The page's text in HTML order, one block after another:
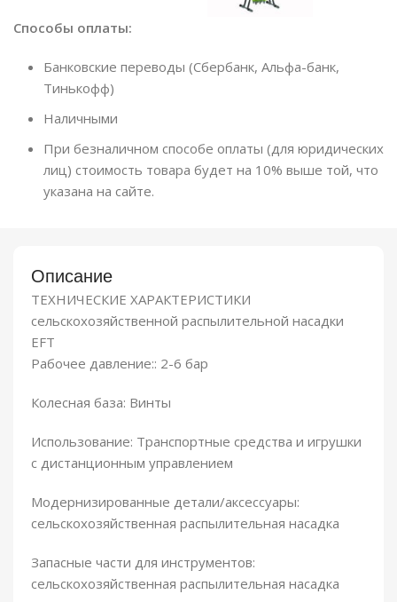
Способы оплаты:
Банковские переводы (Сбербанк, Альфа-банк,
Тинькофф)
Наличными
При безналичном способе оплаты (для юридических
лиц) стоимость товара будет на 10% выше той, что
указана на сайте.
Описание
ТЕХНИЧЕСКИЕ ХАРАКТЕРИСТИКИ
сельскохозяйственной распылительной насадки
EFT
Рабочее давление:: 2-6 бар
Колесная база: Винты
Использование: Транспортные средства и игрушки
с дистанционным управлением
Модернизированные детали/аксессуары:
сельскохозяйственная распылительная насадка
Запасные части для инструментов:
сельскохозяйственная распылительная насадка